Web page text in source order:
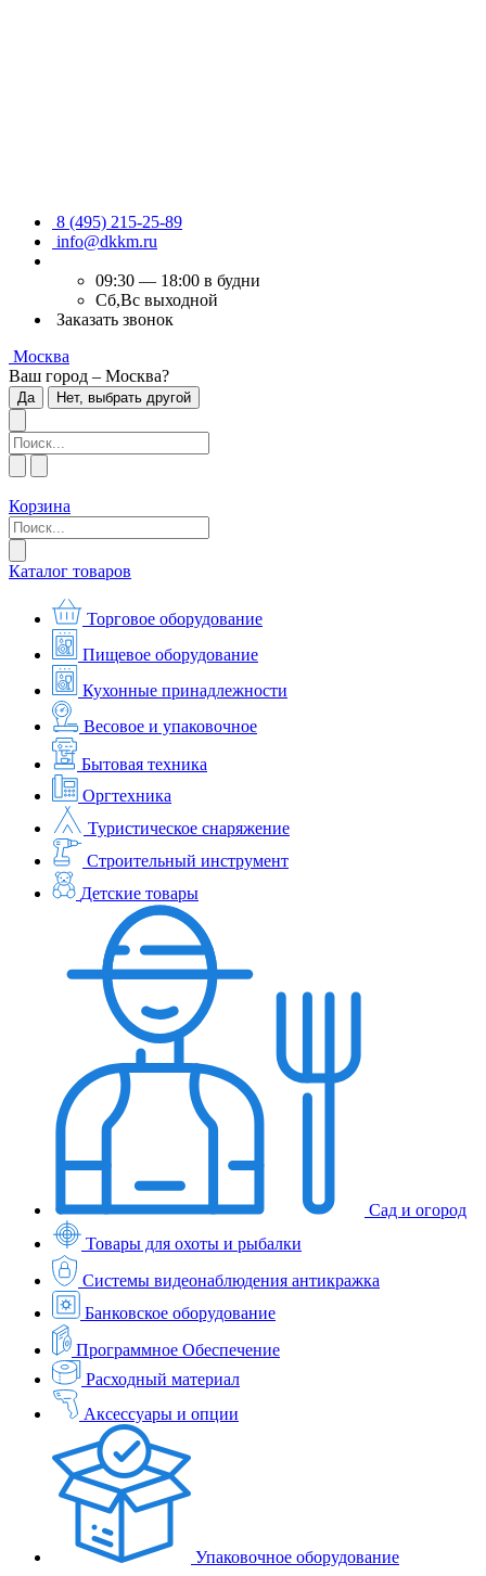
8 (495) 215-25-89
info@dkkm.ru
09:30 — 18:00 в будни
Сб,Вс выходной
Заказать звонок
Москва
Ваш город – Москва?
Да Нет, выбрать другой
Корзина
Каталог товаров
Торговое оборудование
Пищевое оборудование
Кухонные принадлежности
Весовое и упаковочное
Бытовая техника
Оргтехника
Туристическое снаряжение
Строительный инструмент
Детские товары
Сад и огород
Товары для охоты и рыбалки
Системы видеонаблюдения антикражка
Банковское оборудование
Программное Обеспечение
Расходный материал
Аксессуары и опции
Упаковочное оборудование